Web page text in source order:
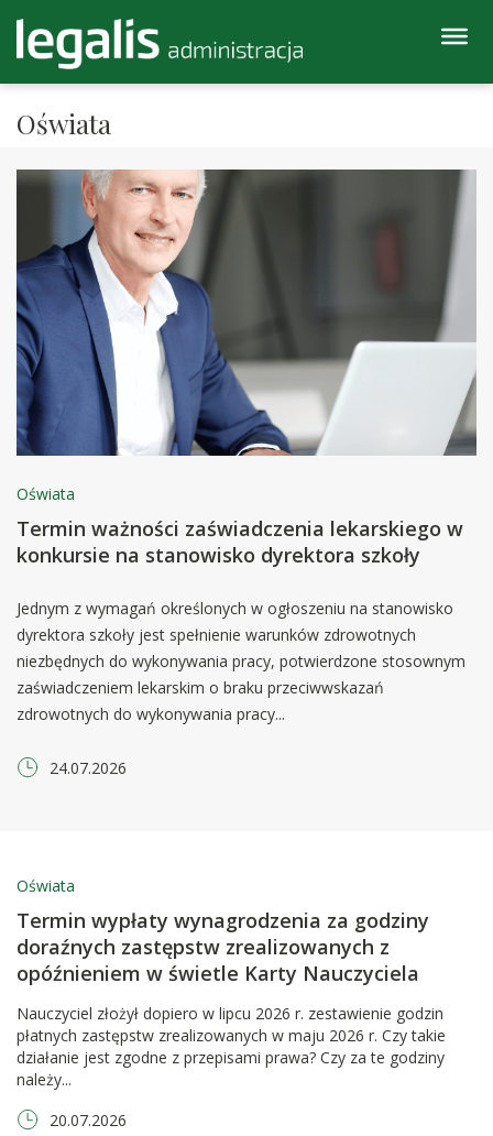
Oświata
Oświata
Termin ważności zaświadczenia lekarskiego w
konkursie na stanowisko dyrektora szkoły
Jednym z wymagań określonych w ogłoszeniu na stanowisko
dyrektora szkoły jest spełnienie warunków zdrowotnych
niezbędnych do wykonywania pracy, potwierdzone stosownym
zaświadczeniem lekarskim o braku przeciwwskazań
zdrowotnych do wykonywania pracy...
24.07.2026
Oświata
Termin wypłaty wynagrodzenia za godziny
doraźnych zastępstw zrealizowanych z
opóźnieniem w świetle Karty Nauczyciela
Nauczyciel złożył dopiero w lipcu 2026 r. zestawienie godzin
płatnych zastępstw zrealizowanych w maju 2026 r. Czy takie
działanie jest zgodne z przepisami prawa? Czy za te godziny
należy...
20.07.2026